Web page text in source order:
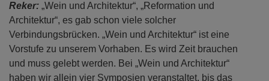
Reker: „Wein und Architektur“, „Reformation und
Architektur“, es gab schon viele solcher
Verbindungsbrücken. „Wein und Architektur“ ist eine
Vorstufe zu unserem Vorhaben. Es wird Zeit brauchen
und muss gelebt werden. Bei „Wein und Architektur“
haben wir allein vier Symposien veranstaltet, bis das